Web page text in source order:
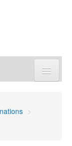
>